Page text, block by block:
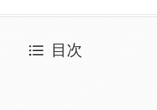
目次